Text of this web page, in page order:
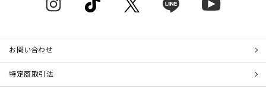
お問い合わせ
特定商取引法